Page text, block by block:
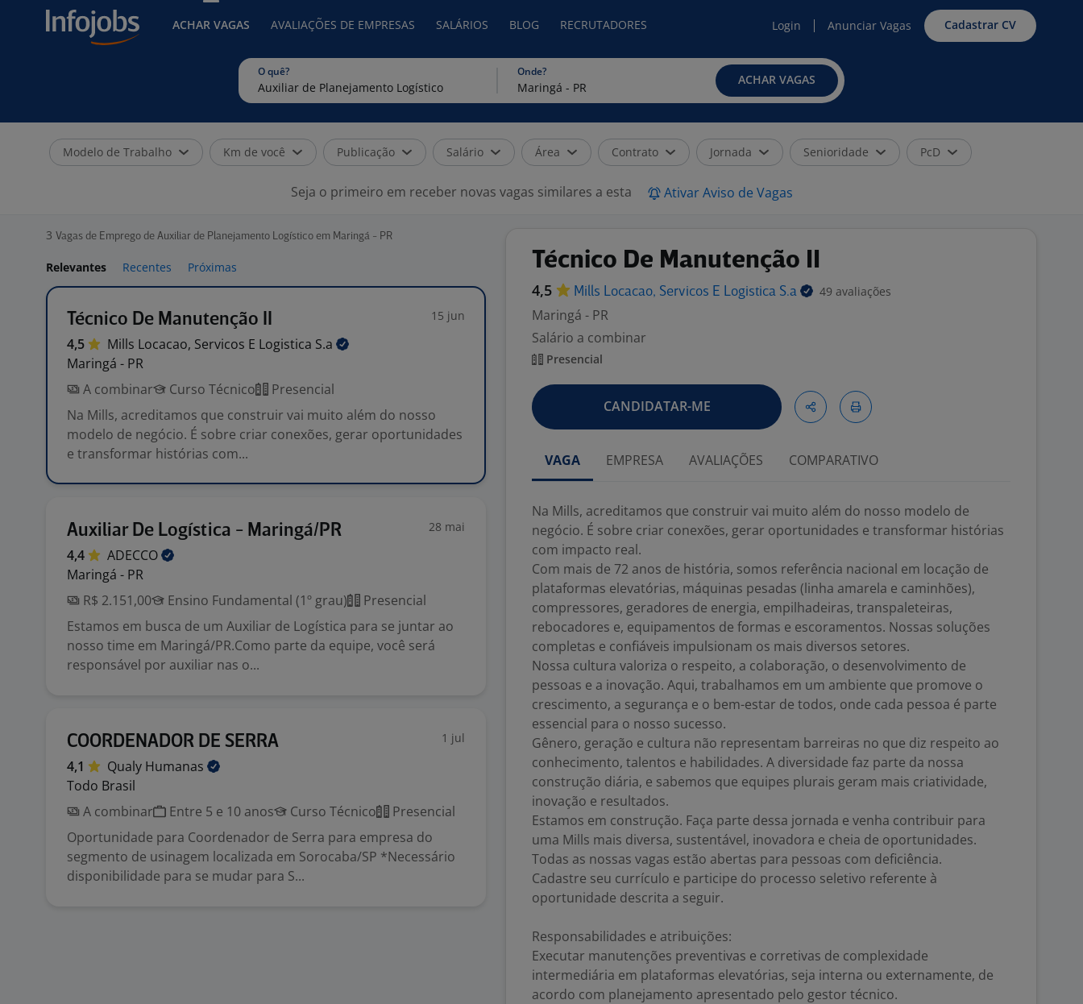
ACHAR VAGAS AVALIAÇÕES DE EMPRESAS SALÁRIOS BLOG RECRUTADORES Login Anunciar Vagas Cadastrar CV
O quê? Onde?
ACHAR VAGAS
Modelo de Trabalho Km de você Publicação Salário Área Contrato Jornada Senioridade PcD
Seja o primeiro em receber novas vagas similares a esta Ativar Aviso de Vagas
3 Vagas de Emprego de Auxiliar de Planejamento Logístico em Maringá - PR
Relevantes Recentes Próximas
Técnico De Manutenção II 15 jun
4,5 Mills Locacao, Servicos E Logistica S.a
Maringá - PR
A combinar
Curso Técnico
Presencial
Na Mills, acreditamos que construir vai muito além do nosso
modelo de negócio. É sobre criar conexões, gerar oportunidades
e transformar histórias com...
Auxiliar De Logística - Maringá/PR 28 mai
4,4
ADECCO
Maringá - PR
R$ 2.151,00
Ensino Fundamental (1º grau)
Presencial
Estamos em busca de um Auxiliar de Logística para se juntar ao
nosso time em Maringá/PR.Como parte da equipe, você será
responsável por auxiliar nas o...
COORDENADOR DE SERRA 1 jul
4,1 Qualy Humanas
Todo Brasil
A combinar
Entre 5 e 10 anos Curso Técnico
Presencial
Oportunidade para Coordenador de Serra para empresa do
segmento de usinagem localizada em Sorocaba/SP *Necessário
disponibilidade para se mudar para S...
Técnico De Manutenção II
4,5 Mills Locacao, Servicos E Logistica S.a 49 avaliações
Maringá - PR
Salário a combinar
Presencial
CANDIDATAR-ME
VAGA EMPRESA AVALIAÇÕES COMPARATIVO
Na Mills, acreditamos que construir vai muito além do nosso modelo de
negócio. É sobre criar conexões, gerar oportunidades e transformar histórias
com impacto real.
Com mais de 72 anos de história, somos referência nacional em locação de
plataformas elevatórias, máquinas pesadas (linha amarela e caminhões),
compressores, geradores de energia, empilhadeiras, transpaleteiras,
rebocadores e, equipamentos de formas e escoramentos. Nossas soluções
completas e confiáveis impulsionam os mais diversos setores.
Nossa cultura valoriza o respeito, a colaboração, o desenvolvimento de
pessoas e a inovação. Aqui, trabalhamos em um ambiente que promove o
crescimento, a segurança e o bem-estar de todos, onde cada pessoa é parte
essencial para o nosso sucesso.
Gênero, geração e cultura não representam barreiras no que diz respeito ao
conhecimento, talentos e habilidades. A diversidade faz parte da nossa
construção diária, e sabemos que equipes plurais geram mais criatividade,
inovação e resultados.
Estamos em construção. Faça parte dessa jornada e venha contribuir para
uma Mills mais diversa, sustentável, inovadora e cheia de oportunidades.
Todas as nossas vagas estão abertas para pessoas com deficiência.
Cadastre seu currículo e participe do processo seletivo referente à
oportunidade descrita a seguir.
Responsabilidades e atribuições:
Executar manutenções preventivas e corretivas de complexidade
intermediária em plataformas elevatórias, seja interna ou externamente, de
acordo com planejamento apresentado pelo gestor técnico.